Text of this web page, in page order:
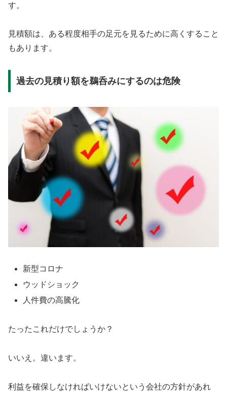
す。
見積額は、ある程度相手の足元を見るために高くすること
もあります。
過去の見積り額を鵜呑みにするのは危険
新型コロナ
ウッドショック
人件費の高騰化
たったこれだけでしょうか？
いいえ。違います。
利益を確保しなければいけないという会社の方針があれ